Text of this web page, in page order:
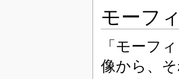
モーフ
「モーフ
像から、